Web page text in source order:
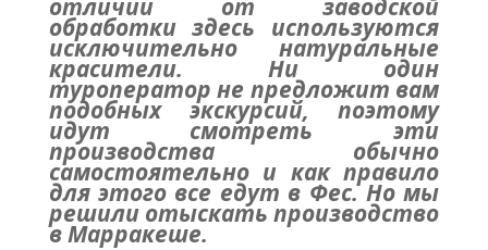
отличии от заводской
обработки здесь используются
исключительно натуральные
красители. Ни один
туроператор не предложит вам
подобных экскурсий, поэтому
идут смотреть эти
производства обычно
самостоятельно и как правило
для этого все едут в Фес. Но мы
решили отыскать производство
в Марракеше.